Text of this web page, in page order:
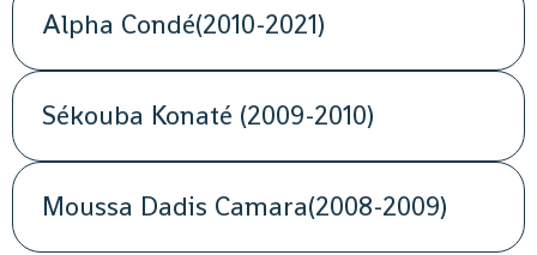
Alpha Condé(2010-2021)
Sékouba Konaté (2009-2010)
Moussa Dadis Camara(2008-2009)